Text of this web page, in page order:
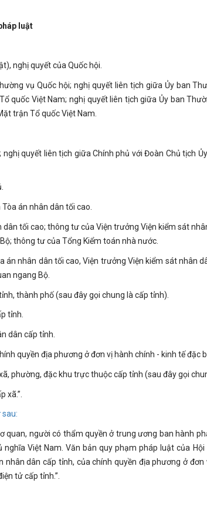
luật
nghị quyết của Quốc hội.
vụ Quốc hội; nghị quyết liên tịch giữa Ủy ban
quốc Việt Nam; nghị quyết liên tịch giữa Ủy ban
trận Tổ quốc Việt Nam.
nghị quyết liên tịch giữa Chính phủ với Đoàn Chủ tịch
án nhân dân tối cao.
tối cao; thông tư của Viện trưởng Viện kiểm sát
thông tư của Tổng Kiểm toán nhà nước.
án nhân dân tối cao, Viện trưởng Viện kiểm sát nhân
ngang Bộ.
thành phố (sau đây gọi chung là cấp tỉnh).
tỉnh.
dân cấp tỉnh.
quyền địa phương ở đơn vị hành chính - kinh tế đặc
phường, đặc khu trực thuộc cấp tỉnh (sau đây gọi
xã.”.
sau:
quan, người có thẩm quyền ở trung ương ban hành
Việt Nam. Văn bản quy phạm pháp luật của
nhân dân cấp tỉnh, của chính quyền địa phương ở
tử cấp tỉnh.”.